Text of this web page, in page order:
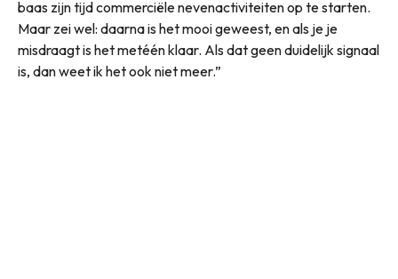
baas zijn tijd commerciële nevenactiviteiten op te starten.
Maar zei wel: daarna is het mooi geweest, en als je je
misdraagt is het metéén klaar. Als dat geen duidelijk signaal
is, dan weet ik het ook niet meer.”